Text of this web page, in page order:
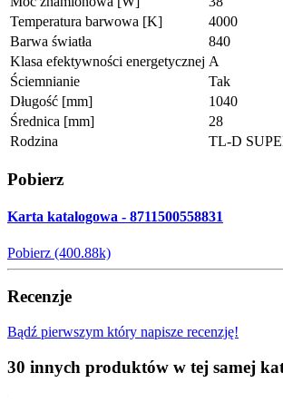
Temperatura barwowa [K]
4000
Barwa światła
840
Klasa efektywności energetycznej A
Ściemnianie
Tak
Długość [mm]
1040
Średnica [mm]
28
Rodzina
TL-D
Pobierz
Karta katalogowa - 8711500558831
Pobierz (400.88k)
Recenzje
Bądź pierwszym który napisze recenzję!
30 innych produktów w tej samej